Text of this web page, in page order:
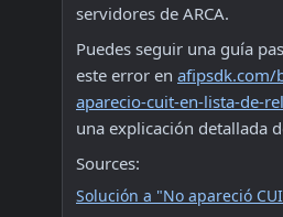
servidores de ARCA.
Puedes seguir una guía
este error en afipsdk.com/
aparecio-cuit-en-lista-de-
una explicación detallada
Sources:
Solución a "No apareció